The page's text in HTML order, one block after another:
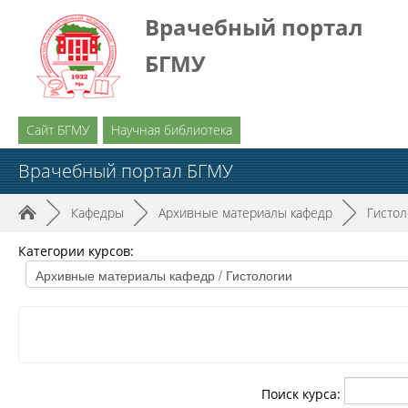
Врачебный портал
БГМУ
Сайт БГМУ Научная библиотека
Врачебный портал БГМУ
► Кафедры ► Архивные материалы кафедр ►
Категории курсов:
Поиск курса: